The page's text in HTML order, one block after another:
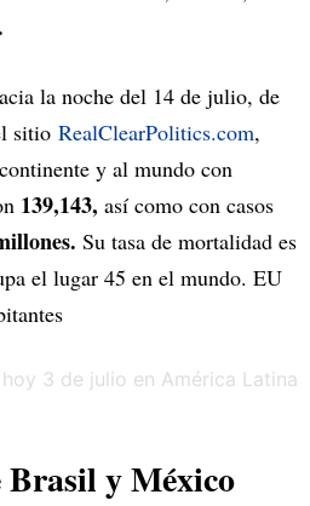
la noche del 14 de julio, de
sitio RealClearPolitics.com,
y al mundo con
139,143, así como con casos
Su tasa de mortalidad es
el lugar 45 en el mundo. EU
y México